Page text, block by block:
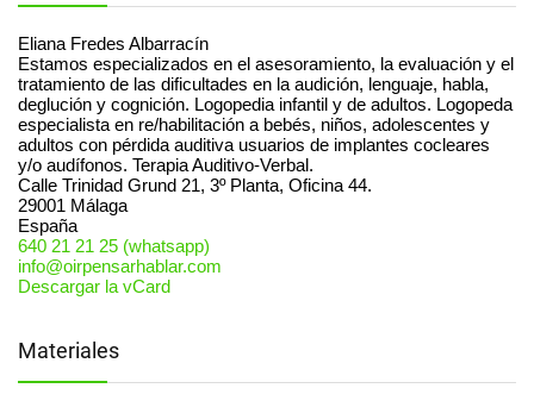
Eliana Fredes Albarracín
Estamos especializados en el asesoramiento, la evaluación y el
tratamiento de las dificultades en la audición, lenguaje, habla,
deglución y cognición. Logopedia infantil y de adultos. Logopeda
especialista en re/habilitación a bebés, niños, adolescentes y
adultos con pérdida auditiva usuarios de implantes cocleares
y/o audífonos. Terapia Auditivo-Verbal.
Calle Trinidad Grund 21, 3º Planta, Oficina 44.
29001 Málaga
España
640 21 21 25 (whatsapp)
info@oirpensarhablar.com
Descargar la vCard
Materiales